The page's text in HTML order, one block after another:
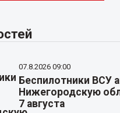
07.8.2026 09:00
Беспилотники ВСУ
Нижегородскую
7 августа